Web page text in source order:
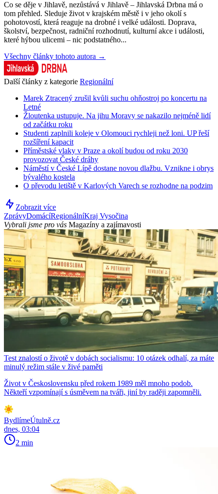
Co se děje v Jihlavě, nezůstává v Jihlavě – Jihlavská Drbna má o
tom přehled. Sleduje život v krajském městě i v jeho okolí s
pohotovostí, která reaguje na drobné i velké události. Doprava,
školství, bezpečnost, radniční rozhodnutí, kulturní akce i události,
které hýbou ulicemi – nic podstatného...
Všechny články tohoto autora →
Další články z kategorie Regionální
Marek Ztracený zrušil kvůli suchu ohňostroj po koncertu na
Letné
Žloutenka ustupuje. Na jihu Moravy se nakazilo nejméně lidí
od začátku roku
Studenti zaplnili koleje v Olomouci rychleji než loni. UP řeší
rozšíření kapacit
Příměstské vlaky v Praze a okolí budou od roku 2030
provozovat České dráhy
Náměstí v České Lípě dostane novou dlažbu. Vznikne i obrys
bývalého kostela
O převodu letiště v Karlových Varech se rozhodne na podzim
Zobrazit více
ZprávyDomácíRegionálníKraj Vysočina
Vybrali jsme pro vás Magazíny a zajímavosti
Test znalostí o životě v dobách socialismu: 10 otázek odhalí, za máte
minulý režim stále v živé paměti
Život v Československu před rokem 1989 měl mnoho podob.
Někteří vzpomínají s úsměvem na tváři, jiní by raději zapomněli.
BydlímeÚtulně.cz
dnes, 03:04
2 min